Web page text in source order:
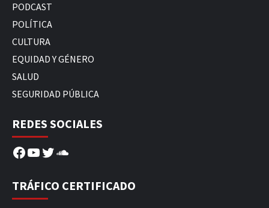
PODCAST
POLÍTICA
CULTURA
EQUIDAD Y GÉNERO
SALUD
SEGURIDAD PÚBLICA
REDES SOCIALES
Facebook
YouTube
Twitter
SoundCloud
TRÁFICO CERTIFICADO